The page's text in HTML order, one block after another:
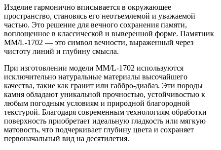
Изделие гармонично вписывается в окружающее
пространство, становясь его неотъемлемой и уважаемой
частью. Это решение для вечного сохранения памяти,
воплощенное в классической и выверенной форме. Памятник
ММ/L-1702 — это символ вечности, выраженный через
чистоту линий и глубину смысла.
При изготовлении модели ММ/L-1702 используются
исключительно натуральные материалы высочайшего
качества, такие как гранит или габбро-диабаз. Эти породы
камня обладают уникальной прочностью, устойчивостью к
любым погодным условиям и природной благородной
текстурой. Благодаря современным технологиям обработки
поверхность приобретает идеальную гладкость или мягкую
матовость, что подчеркивает глубину цвета и сохраняет
первоначальный вид на десятилетия.